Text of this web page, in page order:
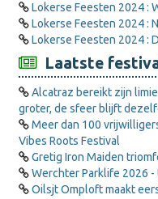
Lokerse Feesten 2024 :
Lokerse Feesten 2024 :
Lokerse Feesten 2024 :
Laatste
Alcatraz bereikt zijn
groter, de sfeer blijft
Meer dan 100
Vibes Roots Festival
Gretig Iron Maiden
Werchter Parklife 2026
Oilsjt Omploft maakt